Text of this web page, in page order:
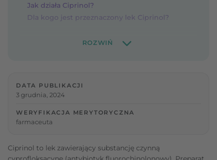
Jak działa Ciprinol?
Dla kogo jest przeznaczony lek Ciprinol?
DATA PUBLIKACJI
3 grudnia, 2024
WERYFIKACJA MERYTORYCZNA
farmaceuta
Ciprinol to lek zawierający substancję czynną